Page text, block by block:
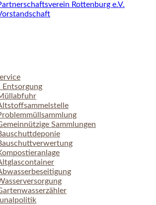
Rottenburg e.V.
Entsorgung
Sammlungen